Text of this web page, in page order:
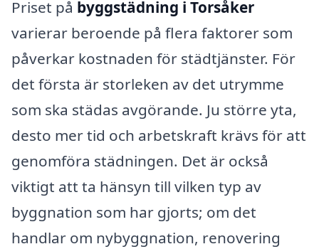
Priset på byggstädning i Torsåker
varierar beroende på flera faktorer som
påverkar kostnaden för städtjänster. För
det första är storleken av det utrymme
som ska städas avgörande. Ju större yta,
desto mer tid och arbetskraft krävs för att
genomföra städningen. Det är också
viktigt att ta hänsyn till vilken typ av
byggnation som har gjorts; om det
handlar om nybyggnation, renovering